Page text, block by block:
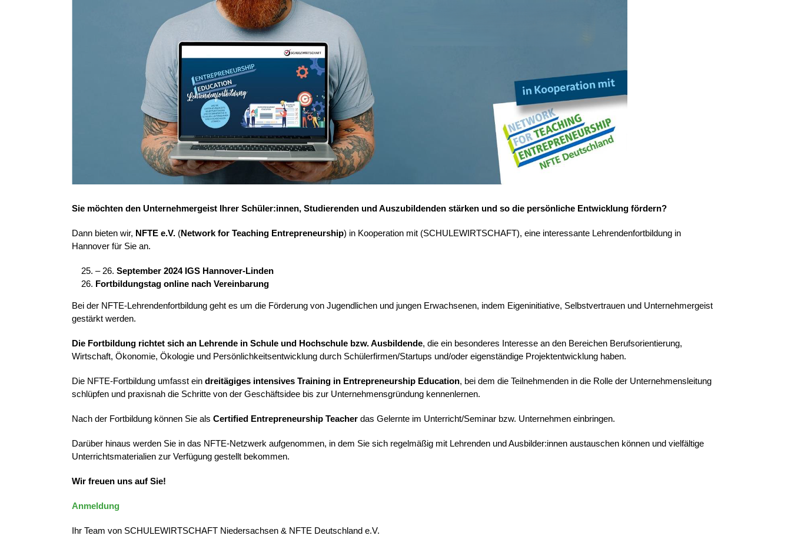
Sie möchten den Unternehmergeist Ihrer Schüler:innen, Studierenden und Auszubildenden stärken und so die persönliche Entwicklung fördern?
Dann bieten wir, NFTE e.V. (Network for Teaching Entrepreneurship) in Kooperation mit (SCHULEWIRTSCHAFT), eine interessante Lehrendenfortbildung in
Hannover für Sie an.
– 26. September 2024 IGS Hannover-Linden
Fortbildungstag online nach Vereinbarung
Bei der NFTE-Lehrendenfortbildung geht es um die Förderung von Jugendlichen und jungen Erwachsenen, indem Eigeninitiative, Selbstvertrauen und Unternehmergeist
gestärkt werden.
Die Fortbildung richtet sich an Lehrende in Schule und Hochschule bzw. Ausbildende, die ein besonderes Interesse an den Bereichen Berufsorientierung,
Wirtschaft, Ökonomie, Ökologie und Persönlichkeitsentwicklung durch Schülerfirmen/Startups und/oder eigenständige Projektentwicklung haben.
Die NFTE-Fortbildung umfasst ein dreitägiges intensives Training in Entrepreneurship Education, bei dem die Teilnehmenden in die Rolle der Unternehmensleitung
schlüpfen und praxisnah die Schritte von der Geschäftsidee bis zur Unternehmensgründung kennenlernen.
Nach der Fortbildung können Sie als Certified Entrepreneurship Teacher das Gelernte im Unterricht/Seminar bzw. Unternehmen einbringen.
Darüber hinaus werden Sie in das NFTE-Netzwerk aufgenommen, in dem Sie sich regelmäßig mit Lehrenden und Ausbilder:innen austauschen können und vielfältige
Unterrichtsmaterialien zur Verfügung gestellt bekommen.
Wir freuen uns auf Sie!
Anmeldung
Ihr Team von SCHULEWIRTSCHAFT Niedersachsen & NFTE Deutschland e.V.